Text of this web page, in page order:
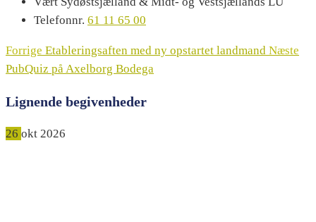
Telefonnr. 61 11 65 00
Forrige Etableringsaften med ny opstartet landmand Næste
PubQuiz på Axelborg Bodega
Lignende begivenheder
26 okt 2026